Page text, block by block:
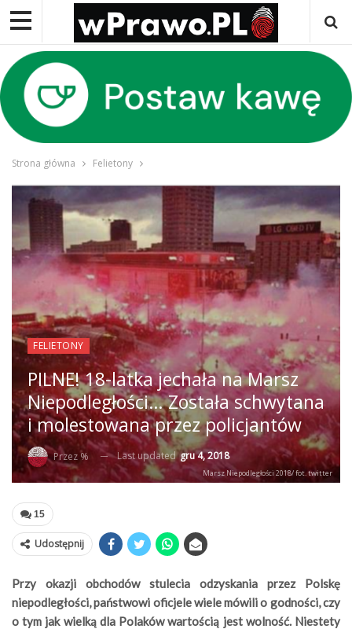
Strona główna Felietony
FELIETONY
PILNE! 18-latka jechała na Marsz
Niepodległości… Została schwytana
i molestowana przez policjantów
Przez % Last updatedgru 4, 2018
Marsz Niepodległości 2018/ fot. twitter
15
Udostępnij
Przy okazji obchodów stulecia odzyskania przez Polskę
niepodległości, państwowi oficjele wiele mówili o godności, czy
o tym jak wielką dla Polaków wartością jest wolność. Niestety